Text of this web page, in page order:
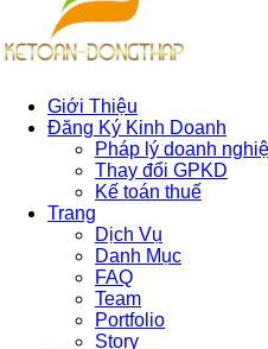
Giới Thiệu
Đăng Ký Kinh Doanh
Pháp lý doanh
Thay đổi GPKD
Kế toán thuế
Trang
Dịch Vụ
Danh Mục
FAQ
Team
Portfolio
Story